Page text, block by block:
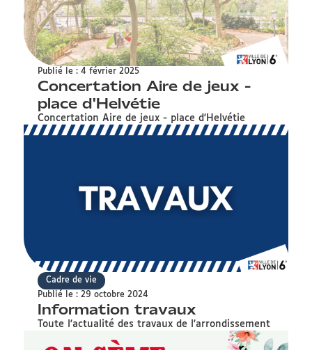
Publié le : 4 février 2025
Concertation Aire de jeux -
place d'Helvétie
Concertation Aire de jeux - place d'Helvétie
Cadre de vie
Publié le : 29 octobre 2024
Information travaux
Toute l'actualité des travaux de l'arrondissement